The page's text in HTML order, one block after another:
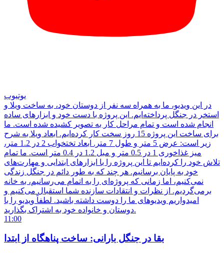
یوتیوب
در این ویدیو، ما به همراه سه نفر از دوستان خود، به ساخت ویلا و
استخر در جنگل پرداخته‌ایم. این پروژه با دست خود و ابزارهای ساده
انجام شده است و تمام مراحل کار به تصویر کشیده شده است. ما
برای ساخت این پروژه 15 روز سخت کار کرده‌ایم. ابعاد ویلا به شرح
زیر است: عرض 5 متر و طول 7 متر. ابعاد تختخواب 2 در 1.2 متر،
میز غذاخوری 1 در 0.5 متر و مبل 1.2 در 0.4 متر است. ما تمام
تلاش خود را کرده‌ایم تا این پروژه را با ابزارهای ابتدایی و مهارت‌های
خود به پایان برسانیم. هر چند که به طور دائم در جنگل زندگی
نمی‌کنیم، اما زمانی که پروژه‌ای را به اتمام می‌رسانیم، به خانه
برمی‌گردیم. از نظرات و انتقادات سازنده شما استقبال می‌کنیم و
امیدواریم ویدیوهای ما را دوست داشته باشید. لطفاً ویدیو را با
دوستان و خانواده خود به اشتراک بگذارید.
11:00
بقا در جنگل بارانی: ساخت پناهگاه از ابتدا